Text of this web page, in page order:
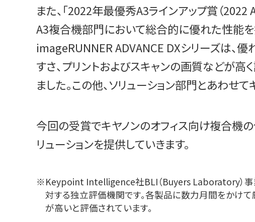
また、「2022年最優秀A3ラインアップ賞（
A3複合機部門において総合的に優れた性能を
imageRUNNER ADVANCE DXシリーズは、
すさ、プリントおよびスキャンの画質などが
ました。この他、ソリューション部門とあわせ
今回の受賞でキヤノンのオフィス向け複合機
リューションを提供していきます。
※ Keypoint Intelligence社BLI（Buyers Laboratory）事
対する独立評価機関です。各製品に数力月間をかけ
が高いと評価されています。